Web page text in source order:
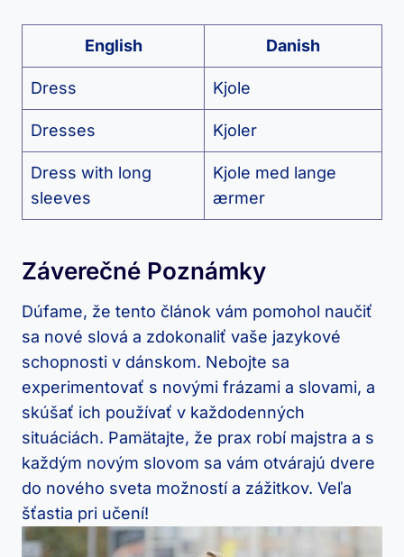
English Danish
Dress Kjole
Dresses Kjoler
Dress‌ with long
sleeves
Kjole med lange
ærmer
Záverečné Poznámky
Dúfame, že‌ tento ‌článok‌ vám ⁣pomohol naučiť
sa nové slová ⁣a zdokonaliť vaše jazykové
schopnosti v dánskom. Nebojte sa
experimentovať s novými frázami a slovami, a
⁤skúšať ich používať v každodenných
‌situáciách. ⁤Pamätajte, že prax robí majstra​ a s
každým novým slovom sa vám otvárajú dvere
do nového⁣ sveta možností a zážitkov. Veľa
šťastia pri učení!